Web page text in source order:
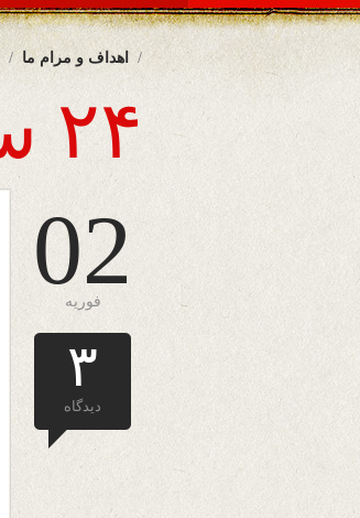
اهداف و مرام ما
۲۴ ساعت
02
فوریه
۳
دیدگاه